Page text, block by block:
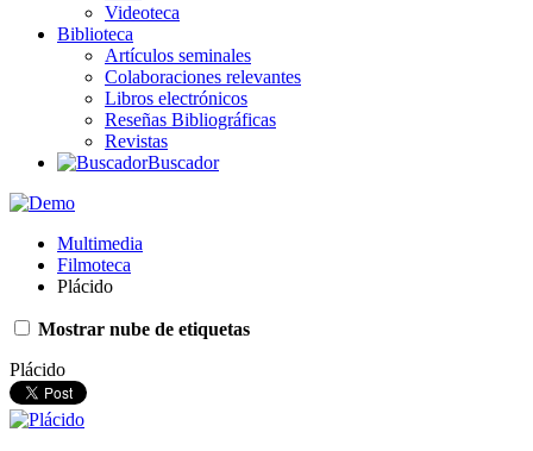
Videoteca
Biblioteca
Artículos seminales
Colaboraciones relevantes
Libros electrónicos
Reseñas Bibliográficas
Revistas
Buscador
Multimedia
Filmoteca
Plácido
Mostrar nube de etiquetas
Plácido